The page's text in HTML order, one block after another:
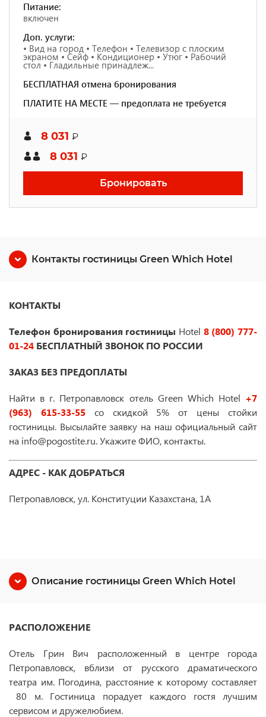
Питание:
включен
Доп. услуги:
• Вид на город • Телефон • Телевизор с плоским
экраном • Сейф • Кондиционер • Утюг • Рабочий
стол • Гладильные принадлеж...
БЕСПЛАТНАЯ отмена бронирования
ПЛАТИТЕ НА МЕСТЕ — предоплата не требуется
8 031 ₽
8 031 ₽
Бронировать
Контакты гостиницы Green Which Hotel
КОНТАКТЫ
Телефон бронирования гостиницы Hotel 8 (800) 777-
01-24 БЕСПЛАТНЫЙ ЗВОНОК ПО РОССИИ
ЗАКАЗ БЕЗ ПРЕДОПЛАТЫ
Найти в г. Петропавловск отель Green Which Hotel +7
(963) 615-33-55со скидкой 5% от цены стойки
гостиницы. Высылайте заявку на наш официальный сайт
на info@pogostite.ru. Укажите ФИО, контакты.
АДРЕС - КАК ДОБРАТЬСЯ
Петропавловск, ул. Конституции Казахстана, 1А
Описание гостиницы Green Which Hotel
РАСПОЛОЖЕНИЕ
Отель Грин Вич расположенный в центре города
Петропавловск, вблизи от русского драматического
театра им. Погодина, расстояние к которому составляет
80 м. Гостиница порадует каждого гостя лучшим
сервисом и дружелюбием.